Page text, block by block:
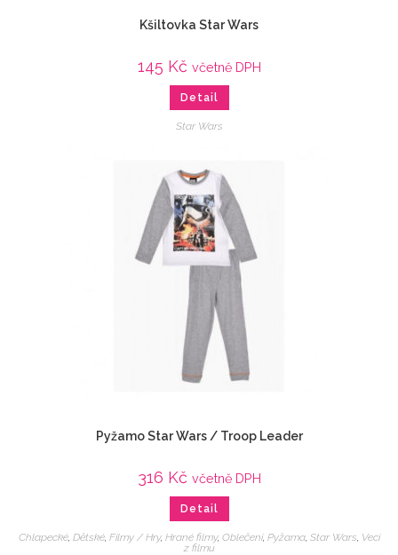
Kšiltovka Star Wars
145 Kč včetně DPH
Detail
Star Wars
Pyžamo Star Wars / Troop Leader
316 Kč včetně DPH
Detail
Chlapecké, Dětské, Filmy / Hry, Hrané filmy, Oblečení, Pyžama, Star Wars Veci
z filmu